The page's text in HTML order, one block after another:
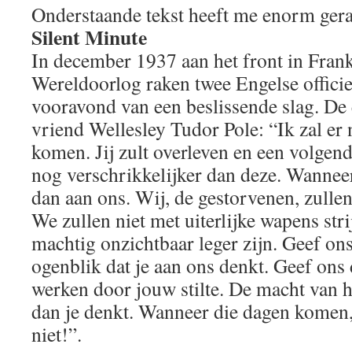
Onderstaande tekst heeft me enorm
Silent Minute
In december 1937 aan het front in
Wereldoorlog raken twee Engelse
vooravond van een beslissende slag.
vriend Wellesley Tudor Pole: “Ik zal er
komen. Jij zult overleven en een
nog verschrikkelijker dan deze.
dan aan ons. Wij, de gestorvenen,
We zullen niet met uiterlijke wapens
machtig onzichtbaar leger zijn. Geef
ogenblik dat je aan ons denkt. Geef ons
werken door jouw stilte. De macht van
dan je denkt. Wanneer die dagen
niet!”.